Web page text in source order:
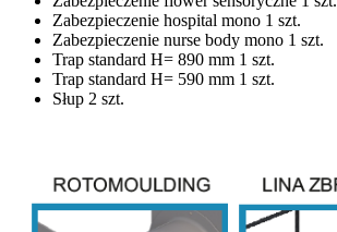
Zabezpieczenie hospital mono 1 szt.
Zabezpieczenie nurse body mono 1 szt.
Trap standard H= 890 mm 1 szt.
Trap standard H= 590 mm 1 szt.
Słup 2 szt.